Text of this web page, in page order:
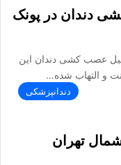
کشی دندان در پونک
عصب کشی دندان این
و التهاب شده…
دندانپزشکی
تهران